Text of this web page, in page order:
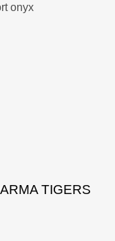
onyx
TIGERS